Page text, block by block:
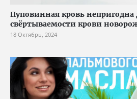
Пуповинная кровь непригодна
свёртываемости крови
18 Октябрь, 2024